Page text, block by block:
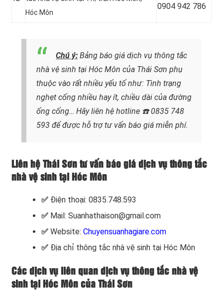
Hóc Môn
0904 942 786
Chú ý: Bảng báo giá dịch vụ thông tắc
nhà vệ sinh tại Hóc Môn của Thái Sơn phụ
thuộc vào rất nhiều yếu tố như: Tình trạng
nghẹt cống nhiều hay ít, chiều dài của đường
ống cống… Hãy liên hệ hotline ☎️ 0835 748
593 để được hỗ trợ tư vấn báo giá miễn phí.
Liên hệ Thái Sơn tư vấn báo giá dịch vụ thông tắc
nhà vệ sinh tại Hóc Môn
✅ Điện thoại: 0835.748.593
✅ Mail: Suanhathaison@gmail.com
✅ Website: Chuyensuanhagiare.com
✅ Địa chỉ thông tắc nhà vệ sinh tại Hóc Môn
Các dịch vụ liên quan dịch vụ thông tắc nhà vệ
sinh tại Hóc Môn của Thái Sơn